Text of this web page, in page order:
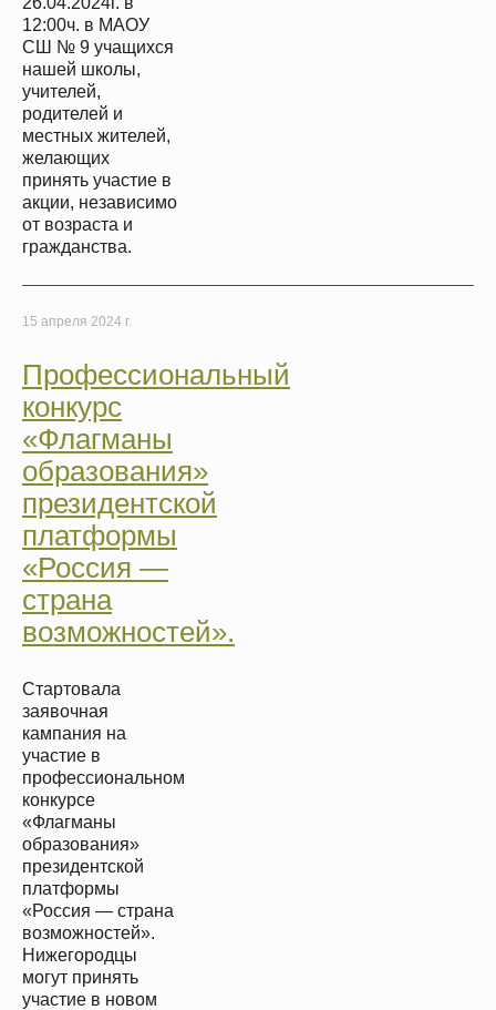
12:00ч. в МАОУ
СШ № 9 учащихся
нашей школы,
учителей,
родителей и
местных жителей,
желающих
принять участие в
акции, независимо
от возраста и
гражданства.
15 апреля 2024 г.
Профессиональный
конкурс
«Флагманы
образования»
президентской
платформы
«Россия —
страна
возможностей».
Стартовала
заявочная
кампания на
участие в
профессиональном
конкурсе
«Флагманы
образования»
президентской
платформы
«Россия — страна
возможностей».
Нижегородцы
могут принять
участие в новом